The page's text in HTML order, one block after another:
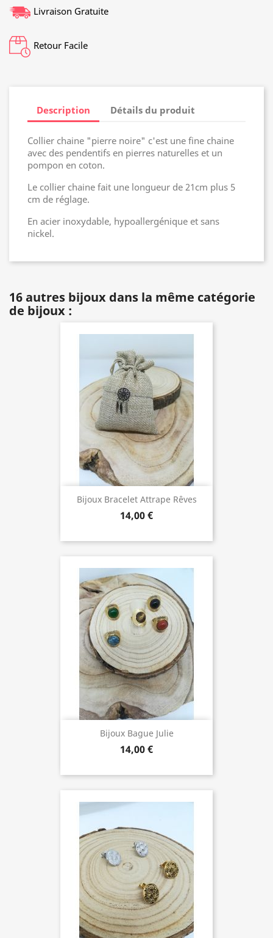
Livraison Gratuite
Retour Facile
Description Détails du produit
Collier chaine "pierre noire" c'est une fine chaine
avec des pendentifs en pierres naturelles et un
pompon en coton.
Le collier chaine fait une longueur de 21cm plus 5
cm de réglage.
En acier inoxydable, hypoallergénique et sans
nickel.
16 autres bijoux dans la même catégorie
de bijoux :
Bijoux Bracelet Attrape Rêves
14,00 €
Bijoux Bague Julie
14,00 €